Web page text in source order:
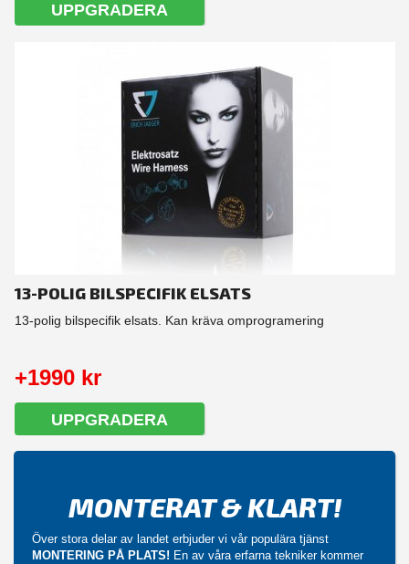
UPPGRADERA
13-POLIG BILSPECIFIK ELSATS
13-polig bilspecifik elsats. Kan kräva omprogramering
+1990 kr
UPPGRADERA
MONTERAT & KLART!
Över stora delar av landet erbjuder vi vår populära tjänst
MONTERING PÅ PLATS! En av våra erfarna tekniker kommer